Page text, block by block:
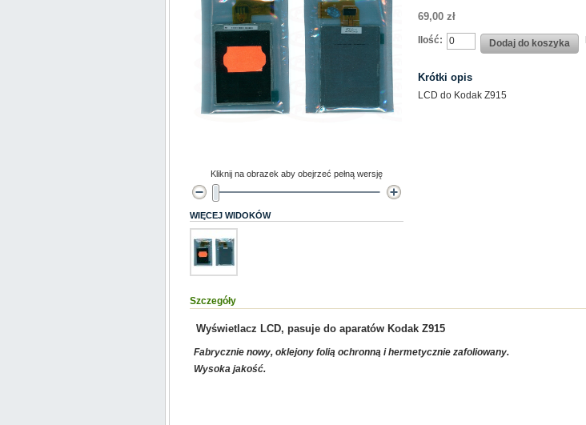
69,00 zł
Ilość: Dodaj do koszyka
Krótki opis
LCD do Kodak Z915
Kliknij na obrazek aby obejrzeć pełną wersję
WIĘCEJ WIDOKÓW
Szczegóły
Wyświetlacz LCD, pasuje do aparatów Kodak Z915
Fabrycznie nowy, oklejony folią ochronną i hermetycznie zafoliowany.
Wysoka jakość.